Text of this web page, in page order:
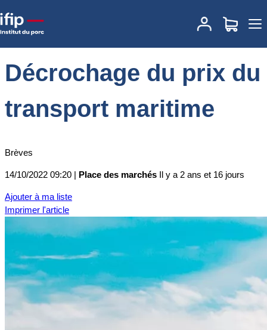
Accueil Actualités des marchés
Décrochage
du prix du transport maritime
Décrochage du prix du
transport maritime
Brèves
14/10/2022 09:20 | Place des marchés Il y a 2 ans et 16 jours
Ajouter à ma liste
Imprimer l'article